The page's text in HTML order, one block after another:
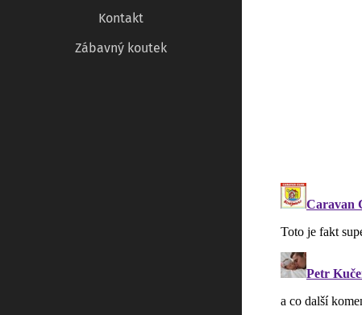
Kontakt
Zábavný koutek